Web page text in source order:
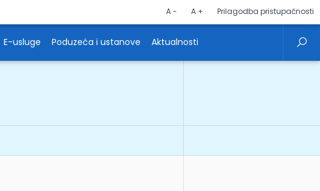
A - A + Prilagodba pristupačnosti
E-usluge Poduzeća i ustanove Aktualnosti